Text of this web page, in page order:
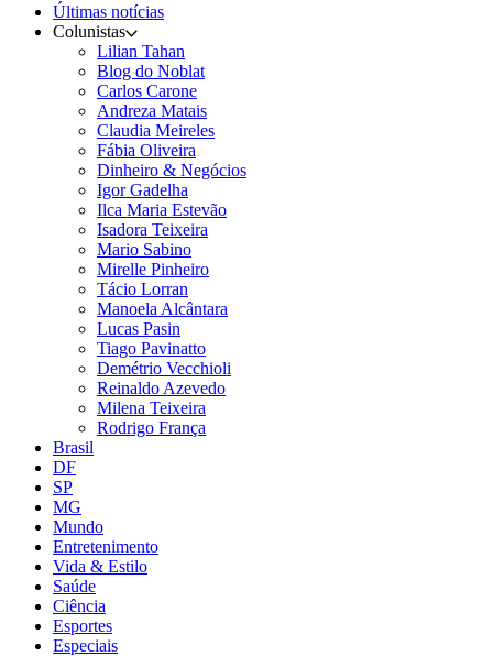
Últimas notícias
Colunistas
Lilian Tahan
Blog do Noblat
Carlos Carone
Andreza Matais
Claudia Meireles
Fábia Oliveira
Dinheiro & Negócios
Igor Gadelha
Ilca Maria Estevão
Isadora Teixeira
Mario Sabino
Mirelle Pinheiro
Tácio Lorran
Manoela Alcântara
Lucas Pasin
Tiago Pavinatto
Demétrio Vecchioli
Reinaldo Azevedo
Milena Teixeira
Rodrigo França
Brasil
DF
SP
MG
Mundo
Entretenimento
Vida & Estilo
Saúde
Ciência
Esportes
Especiais